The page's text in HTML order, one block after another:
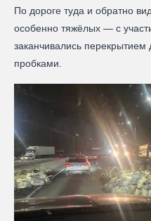
По дороге туда и обратно
особенно тяжёлых — с
заканчивались
пробками.